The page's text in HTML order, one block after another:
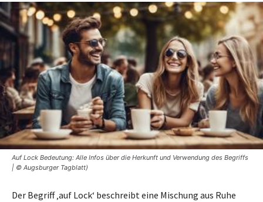
Auf Lock Bedeutung: Alle Infos über die Herkunft und Verwendung des Begriffs
| © Augsburger Tagblatt)
Der Begriff ‚auf Lock‘ beschreibt eine Mischung aus Ruhe